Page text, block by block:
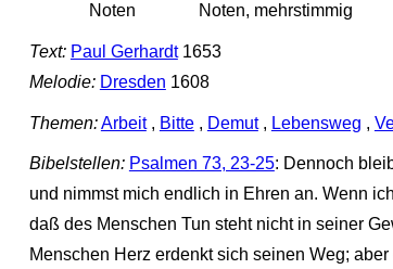
Noten
Noten, mehrstimmig
Text: Paul Gerhardt1653
Melodie: Dresden 1608
Themen:Arbeit, Bitte, Demut, Lebensweg ,
Bibelstellen: Psalmen 73, 23-25: Dennoch
und nimmst mich endlich in Ehren an. Wenn
daß des Menschen Tun steht nicht in seiner
Menschen Herz erdenkt sich seinen Weg;